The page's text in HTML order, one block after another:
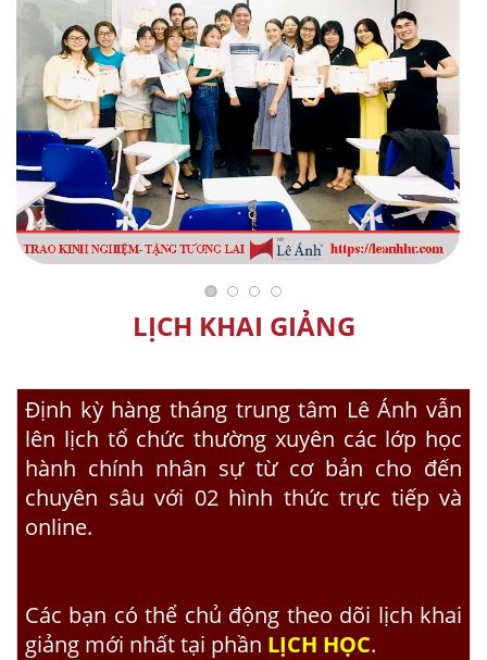
LỊCH KHAI GIẢNG
Định kỳ hàng tháng trung tâm Lê Ánh vẫn
lên lịch tổ chức thường xuyên các lớp học
hành chính nhân sựtừ cơ bản cho đến
chuyên sâu với 02 hình thức trực tiếp và
online.
Các bạn có thể chủ động theo dõi lịch khai
giảng mới nhất tại phần LỊCH HỌC.